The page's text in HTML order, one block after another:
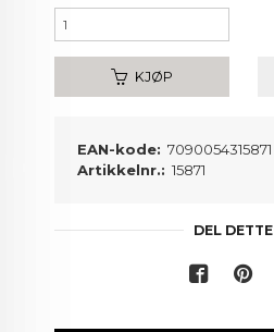
KJØP
EAN-kode: 7090054315871
Artikkelnr.: 15871
DEL DETTE